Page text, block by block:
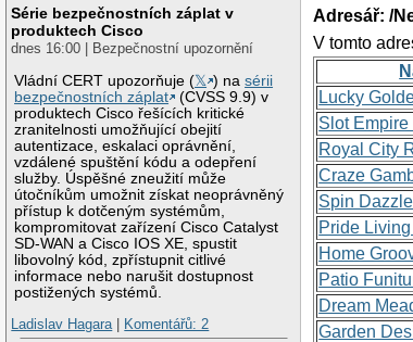
Série bezpečnostních záplat v
produktech Cisco
dnes 16:00 | Bezpečnostní upozornění
Vládní CERT upozorňuje (𝕏 ) nasérii
bezpečnostních záplat
(CVSS 9.9) v
produktech Cisco řešících kritické
zranitelnosti umožňující obejití
autentizace, eskalaci oprávnění,
vzdálené spuštění kódu a odepření
služby. Úspěšné zneužití může
útočníkům umožnit získat neoprávněný
přístup k dotčeným systémům,
kompromitovat zařízení Cisco Catalyst
SD-WAN a Cisco IOS XE, spustit
libovolný kód, zpřístupnit citlivé
informace nebo narušit dostupnost
postižených systémů.
Ladislav Hagara| Komentářů: 2
Adresář: /
V tomto
Lucky
Slot Empire
Royal City
Craze
Spin
Pride
Home
Patio
Dream
Garden